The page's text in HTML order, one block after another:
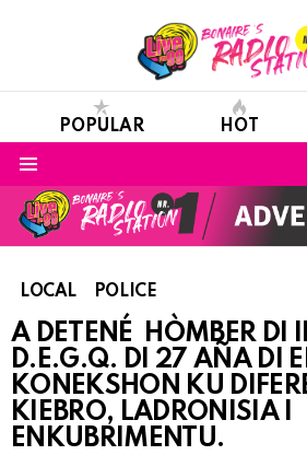
POPULAR HOT
LOCAL POLICE
A DETENÉ HÒMBER DI
D.E.G.Q. DI 27 AÑA DI
KONEKSHON KU
KIEBRO, LADRONISIA I
ENKUBRIMENTU.